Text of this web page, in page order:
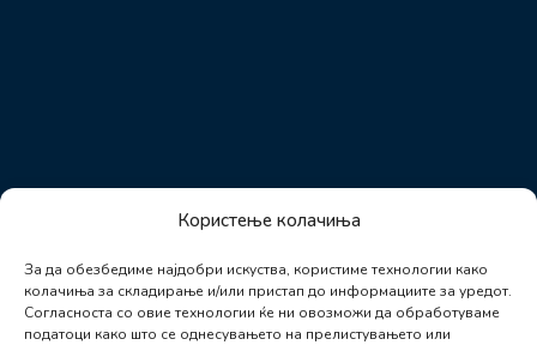
Користење колачиња
За да обезбедиме најдобри искуства, користиме технологии како
колачиња за складирање и/или пристап до информациите за уредот.
Согласноста со овие технологии ќе ни овозможи да обработуваме
податоци како што се однесувањето на прелистувањето или